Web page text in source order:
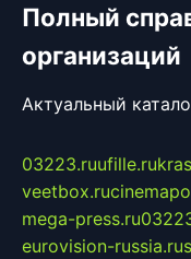
Полный
организаций
Актуальный
03223.ruufille.ru
veetbox.ru
mega-press.ru
eurovision-russia.ru